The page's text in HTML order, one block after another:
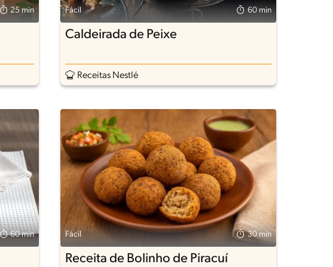
25 min Fácil 60 min
Caldeirada de Peixe
Receitas Nestlé
60 min Fácil 30 min
Receita de Bolinho de Piracuí